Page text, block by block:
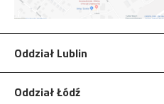
Oddział Lublin
Oddział Łódź